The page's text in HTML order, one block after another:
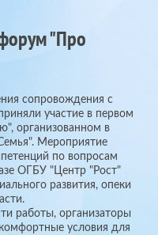
"Про
сопровождения с
участие в первом
организованном в
Мероприятие
по вопросам
ОГБУ "Центр "Рост"
развития, опеки
работы, организаторы
условия для